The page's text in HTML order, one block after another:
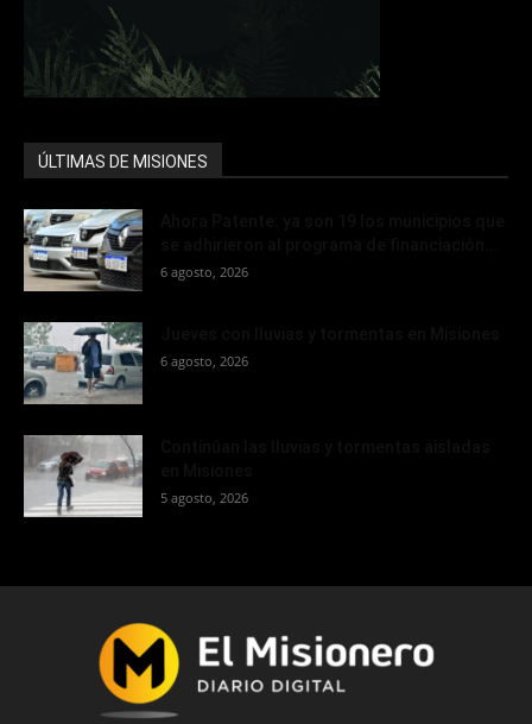
ÚLTIMAS DE MISIONES
6 agosto, 2026
6 agosto, 2026
5 agosto, 2026